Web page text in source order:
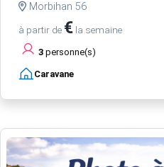
Morbihan 56
à partir de € la semaine
3 personne(s)
Caravane